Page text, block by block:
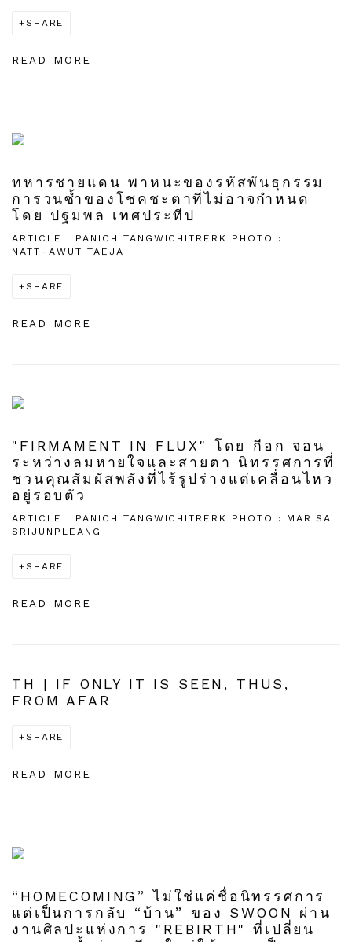
SHARE
READ MORE
ทหารชายแดน พาหนะของรหัสพันธุกรรม
การวนซ้ำของโชคชะตาที่ไม่อาจกำหนด
โดย ปฐมพล เทศประทีป
ARTICLE : PANICH TANGWICHITRERK PHOTO :
NATTHAWUT TAEJA
SHARE
READ MORE
"FIRMAMENT IN FLUX" โดย กีอก จอน
ระหว่างลมหายใจและสายตา นิทรรศการที่
ชวนคุณสัมผัสพลังที่ไร้รูปร่างแต่เคลื่อนไหว
อยู่รอบตัว
ARTICLE : PANICH TANGWICHITRERK PHOTO : MARISA
SRIJUNPLEANG
SHARE
READ MORE
TH | IF ONLY IT IS SEEN, THUS,
FROM AFAR
SHARE
READ MORE
“HOMECOMING” ไม่ใช่แค่ชื่อนิทรรศการ
แต่เป็นการกลับ “บ้าน” ของ SWOON ผ่าน
งานศิลปะแห่งการ "REBIRTH" ที่เปลี่ยน